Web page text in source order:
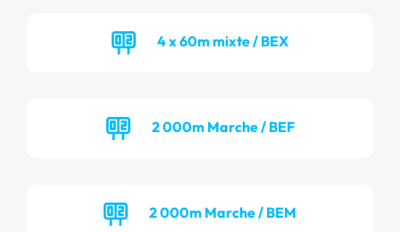
4 x 60m mixte / BEX
2 000m Marche / BEF
2 000m Marche / BEM